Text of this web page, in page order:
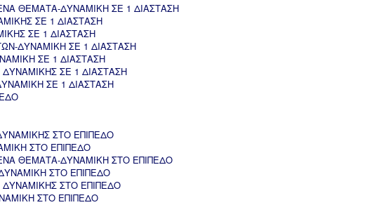
ΘΕΜΑΤΑ-ΔΥΝΑΜΙΚΗ ΣΕ 1 ΔΙΑΣΤΑΣΗ
ΣΕ 1 ΔΙΑΣΤΑΣΗ
ΣΕ 1 ΔΙΑΣΤΑΣΗ
ΔΥΝΑΜΙΚΗ ΣΕ 1 ΔΙΑΣΤΑΣΗ
ΣΕ 1 ΔΙΑΣΤΑΣΗ
ΣΕ 1 ΔΙΑΣΤΑΣΗ
ΣΕ 1 ΔΙΑΣΤΑΣΗ
ΣΤΟ ΕΠΙΠΕΔΟ
ΣΤΟ ΕΠΙΠΕΔΟ
ΘΕΜΑΤΑ-ΔΥΝΑΜΙΚΗ ΣΤΟ ΕΠΙΠΕΔΟ
ΣΤΟ ΕΠΙΠΕΔΟ
ΣΤΟ ΕΠΙΠΕΔΟ
ΣΤΟ ΕΠΙΠΕΔΟ